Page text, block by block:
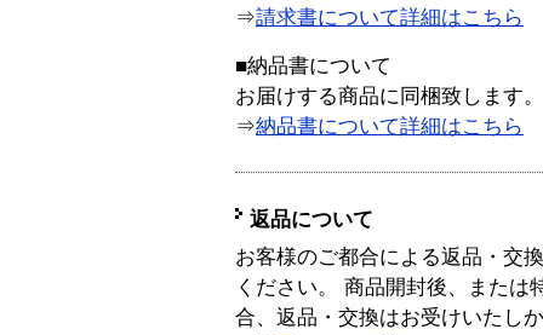
⇒請求書について詳細はこちら
■納品書について
お届けする商品に同梱致します。
⇒納品書について詳細はこちら
返品について
お客様のご都合による返品・交
ください。 商品開封後、または
合、返品・交換はお受けいたし